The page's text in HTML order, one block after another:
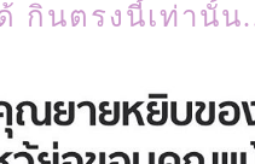
กินตรงนี้เท่านั้น